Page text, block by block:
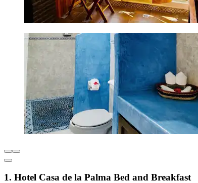
1. Hotel Casa de la Palma Bed and Breakfast